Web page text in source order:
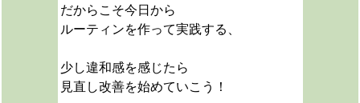
だからこそ今日から
ルーティンを作って実践する、
少し違和感を感じたら
見直し改善を始めていこう！